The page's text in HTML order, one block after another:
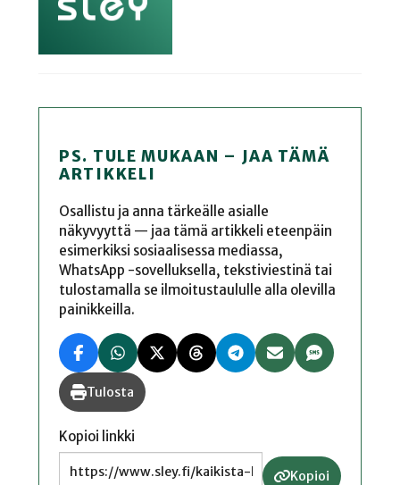
PS. TULE MUKAAN – JAA TÄMÄ
ARTIKKELI
Osallistu ja anna tärkeälle asialle
näkyvyyttä — jaa tämä artikkeli eteenpäin
esimerkiksi sosiaalisessa mediassa,
WhatsApp -sovelluksella, tekstiviestinä tai
tulostamalla se ilmoitustaululle alla olevilla
painikkeilla.
Tulosta
Kopioi linkki
Kopioi